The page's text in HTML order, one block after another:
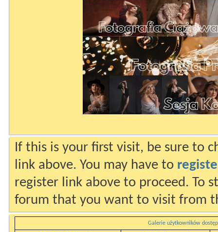
If this is your first visit, be sure to
link above. You may have to
register link above to proceed. To
forum that you want to visit from
Galerie użytkowników